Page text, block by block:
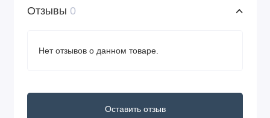
Отзывы 0
Нет отзывов о данном товаре.
Оставить отзыв